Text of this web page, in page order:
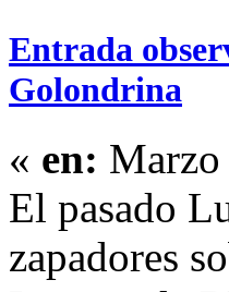
Entrada
Golondrina
« en:
El pasado
zapadores